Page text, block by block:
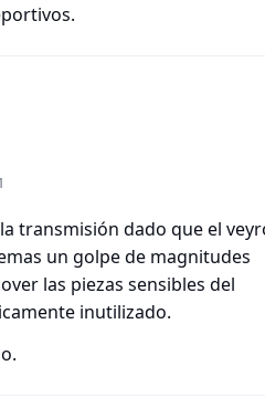
transmisión dado que el
un golpe de magnitudes
las piezas sensibles del
inutilizado.